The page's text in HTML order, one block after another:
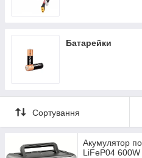
Батарейки
Сортування
Акумулятор
LiFeP04 600W